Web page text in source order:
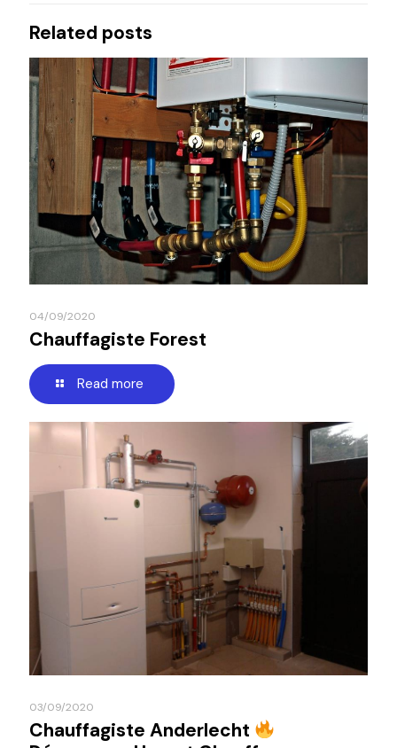
Related posts
04/09/2020
Chauffagiste Forest
Read more
03/09/2020
Chauffagiste Anderlecht